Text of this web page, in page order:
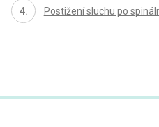
Postižení sluchu po